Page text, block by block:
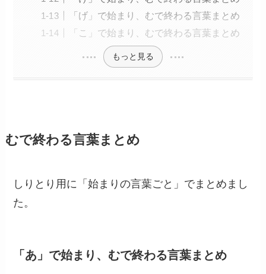
「げ」で始まり、むで終わる言葉まとめ
「こ」で始まり、むで終わる言葉まとめ
もっと見る
むで終わる言葉まとめ
しりとり用に「始まりの言葉ごと」でまとめまし
た。
「あ」で始まり、むで終わる言葉まとめ